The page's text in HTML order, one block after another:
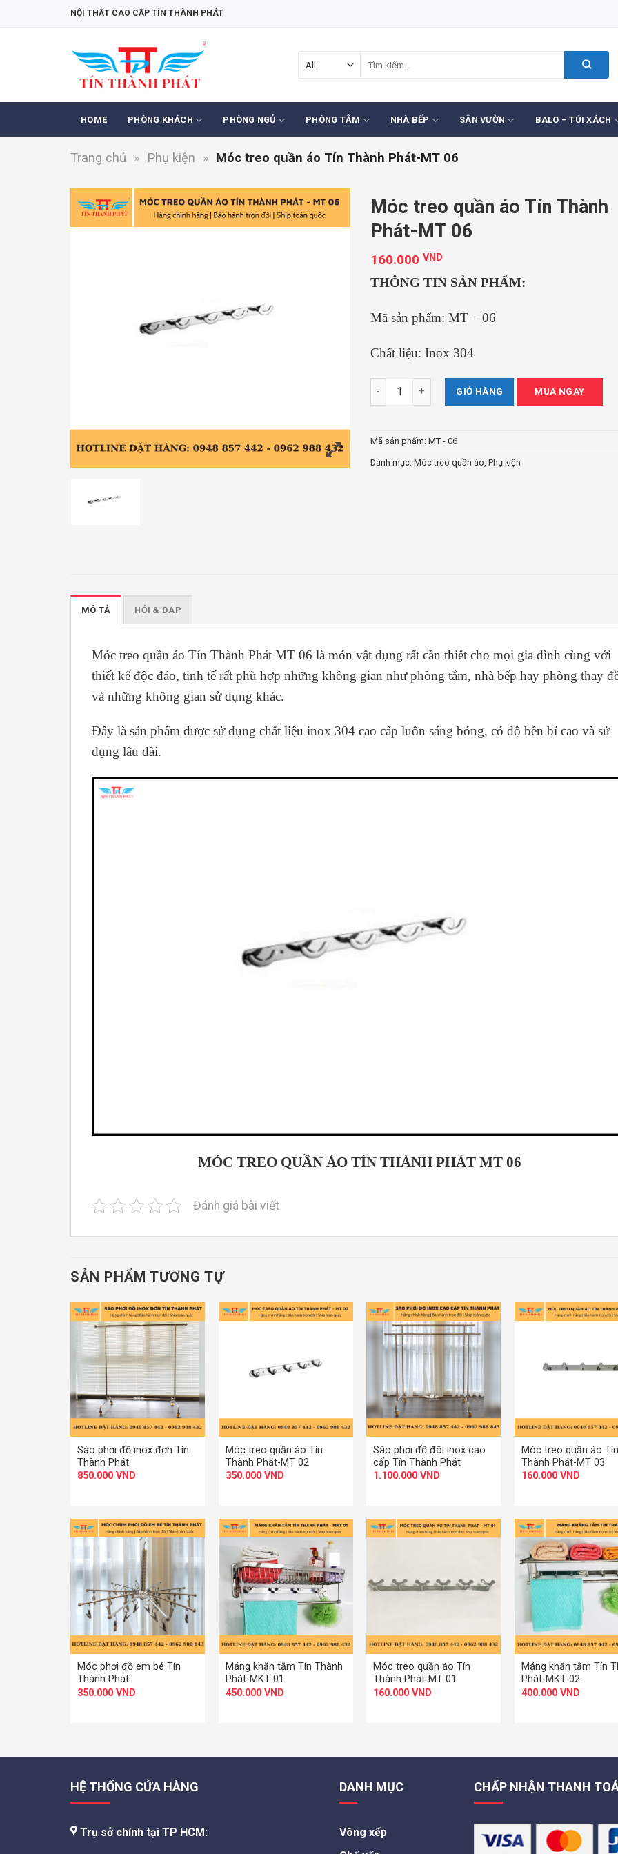
NỘI THẤT CAO CẤP TÍN THÀNH PHÁT
kiếm:
HOME PHÒNG KHÁCH PHÒNG NGỦ PHÒNG TẮM NHÀ BẾP SÂN VƯỜN BALO – TÚI XÁCH
Trang chủ » Phụ kiện » Móc treo quần áo Tín Thành Phát-MT 06
Móc treo quần áo Tín Thành
Phát-MT 06
160.000 VND
THÔNG TIN SẢN PHẨM:
Mã sản phẩm: MT – 06
Chất liệu: Inox 304
Móc treo quần áo Tín Thành Phát-MT 06 số lượng
GIỎ HÀNG MUA NGAY
Mã sản phẩm: MT - 06
Danh mục: Móc treo quần áo, Phụ kiện
MÔ TẢ HỎI & ĐÁP
Móc treo quần áo Tín Thành Phát MT 06 là món vật dụng rất cần thiết cho mọi gia đình cùng với
thiết kế độc đáo, tinh tế rất phù hợp những không gian như phòng tắm, nhà bếp hay phòng thay
và những không gian sử dụng khác.
Đây là sản phẩm được sử dụng chất liệu inox 304 cao cấp luôn sáng bóng, có độ bền bỉ cao và sử
dụng lâu dài.
MÓC TREO QUẦN ÁO TÍN THÀNH PHÁT MT 06
Đánh giá bài viết
SẢN PHẨM TƯƠNG TỰ
+
Sào phơi đồ inox đơn Tín
Thành Phát
850.000 VND
Móc treo quần áo Tín
Thành Phát-MT 02
350.000 VND
+
Sào phơi đồ đôi inox cao
cấp Tín Thành Phát
1.100.000VND
Móc treo quần áo
Thành Phát-MT 03
160.000VND
+
Móc phơi đồ em bé Tín
Thành Phát
350.000 VND
Máng khăn tắm Tín Thành
Phát-MKT 01
450.000 VND
Móc treo quần áo Tín
Thành Phát-MT 01
160.000VND
Máng khăn tắm Tín
Phát-MKT 02
400.000VND
HỆ THỐNG CỬA HÀNG
Trụ sở chính tại TP HCM:
DANH MỤC
Võng xếp
CHẤP NHẬN THANH